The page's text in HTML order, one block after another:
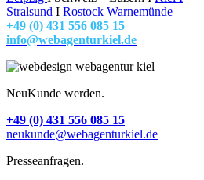
Stralsund I Rostock Warnemünde
+49 (0) 431 556 085 15
info@webagenturkiel.de
NeuKunde werden.
+49 (0) 431 556 085 15
neukunde@webagenturkiel.de
Presseanfragen.